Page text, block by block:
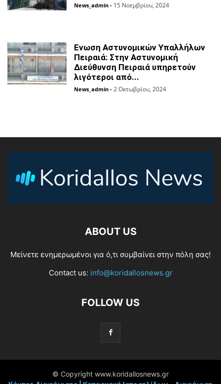
News_admin - 15 Νοεμβρίου, 2024
Ενωση Αστυνομικών Υπαλλήλων
Πειραιά: Στην Αστυνομική
Διεύθυνση Πειραιά υπηρετούν
λιγότεροι από...
News_admin - 2 Οκτωβρίου, 2024
ABOUT US
Μείνετε ενημερωμένοι για ό,τι συμβαίνει στην πόλη σας!
Contact us: info@koridallosnews.gr
FOLLOW US
© Copyright www.koridallosnews.gr